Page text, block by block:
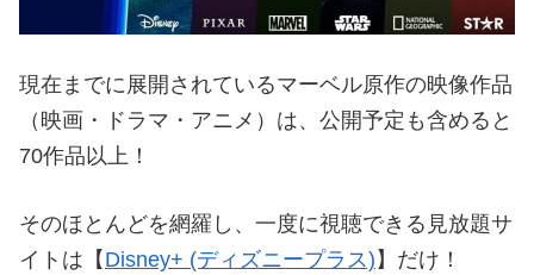
現在までに展開されているマーベル原作の映像作品
（映画・ドラマ・アニメ）は、公開予定も含めると
70作品以上！
そのほとんどを網羅し、一度に視聴できる見放題サ
イトは【 Disney+ (ディズニープラス) 】だけ！